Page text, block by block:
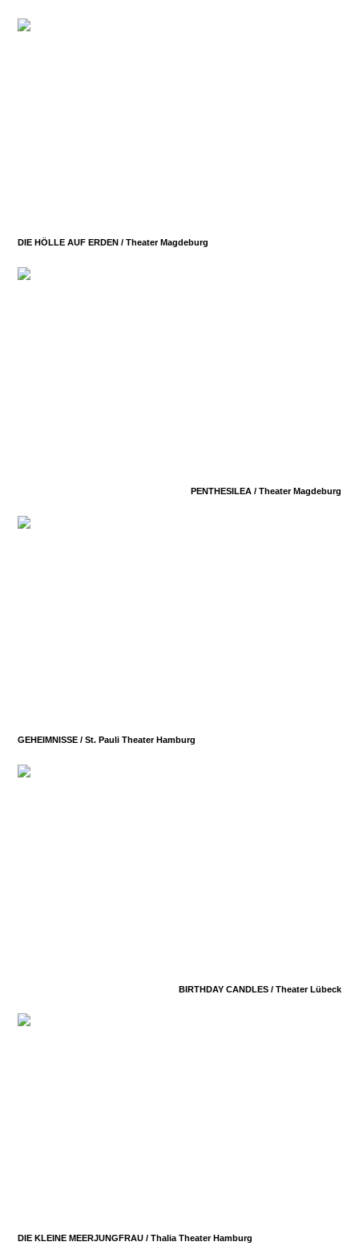
DIE HÖLLE AUF ERDEN /Theater Magdeburg
PENTHESILEA / Theater Magdeburg
GEHEIMNISSE / St. PauliTheater Hamburg
BIRTHDAY CANDLES / Theater Lübeck
DIE KLEINE MEERJUNGFRAU /Thalia Theater Hamburg